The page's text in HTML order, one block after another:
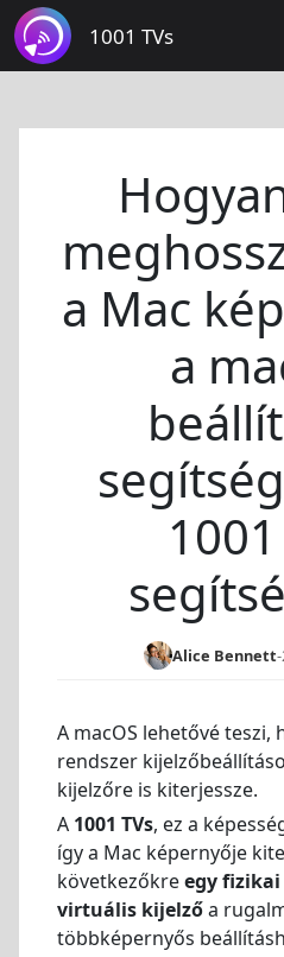
1001 TVs
a Mac
a
Alice Bennett-
A macOS lehetővé teszi,
rendszer
kijelzőre is kiterjessze.
A 1001 TVs, ez a
így a Mac képernyője
következőkreegy
virtuális kijelzőa
többképernyős